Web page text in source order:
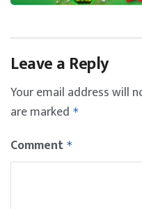
Leave a Reply
Your email address will
are marked *
Comment *